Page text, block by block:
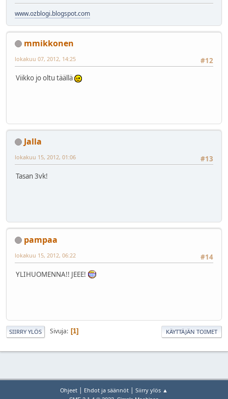
www.ozblogi.blogspot.com
mmikkonen
#12
lokakuu 07, 2012, 14:25
Viikko jo oltu täällä
Jalla
#13
lokakuu 15, 2012, 01:06
Tasan 3vk!
pampaa
#14
lokakuu 15, 2012, 06:22
YLIHUOMENNA!! JEEE!
SIIRRY YLÖS Sivuja 1 KÄYTTÄJÄN TOIMET
Ohjeet | Ehdot ja säännöt | Siirry ylös ▲